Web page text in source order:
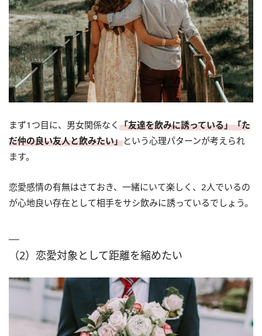
まず1つ目に、男女関係なく 「友達を飲みに誘っている」「た
だ仲の良い友人と飲みたい」という心理パターンが考えられ
ます。
恋愛感情の有無はさておき、一緒にいて楽しく、2人でいるの
が心地良い存在として相手をサシ飲みに誘っているでしょう。
（2）恋愛対象として距離を縮めたい